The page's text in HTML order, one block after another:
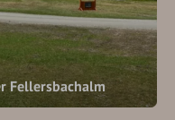
Fellersbachalm